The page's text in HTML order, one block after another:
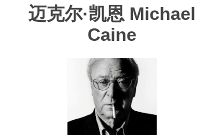
迈克尔·凯恩 Michael
Caine